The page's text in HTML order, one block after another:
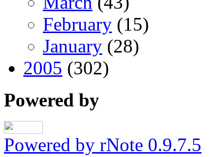
February (15)
January (28)
2005 (302)
Powered by
Powered by rNote 0.9.7.5